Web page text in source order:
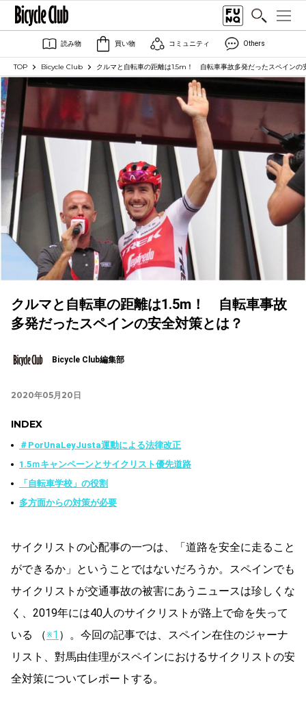
読み物 買い物 コミュニティ Others
TOP Bicycle Club クルマと自転車の距離は1.5m！ 自転車事故多発だったスペインの
クルマと自転車の距離は1.5m！ 自転車事故
多発だったスペインの安全対策とは？
Bicycle Club編集部
2020年05月20日
INDEX
＃PorUnaLeyJusta運動による法律改正
1.5ｍキャンペーンとサイクリスト優先道路
「自転車学校」の役割
多方面からの対策が必要
サイクリストの心配事の一つは、「道路を安全に走ること
ができるか」ということではないだろうか。スペインでも
サイクリストが交通事故の被害にあうニュースは珍しくな
く、2019年には40人のサイクリストが路上で命を失って
いる （※1 ）。今回の記事では、スペイン在住のジャーナ
リスト、對馬由佳理がスペインにおけるサイクリストの安
全対策についてレポートする。